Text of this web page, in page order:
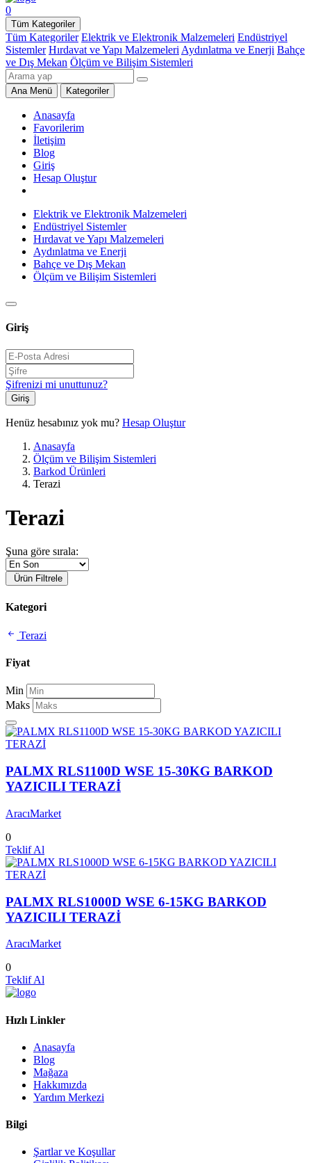
0
Tüm Kategoriler
Tüm Kategoriler Elektrik ve Elektronik Malzemeleri Endüstriyel
Sistemler Hırdavat ve Yapı Malzemeleri Aydınlatma ve Enerji Bahçe
ve Dış Mekan Ölçüm ve Bilişim Sistemleri
Ana Menü Kategoriler
Anasayfa
Favorilerim
İletişim
Blog
Giriş
Hesap Oluştur
Elektrik ve Elektronik Malzemeleri
Endüstriyel Sistemler
Hırdavat ve Yapı Malzemeleri
Aydınlatma ve Enerji
Bahçe ve Dış Mekan
Ölçüm ve Bilişim Sistemleri
Giriş
Şifrenizi mi unuttunuz?
Giriş
Henüz hesabınız yok mu? Hesap Oluştur
Anasayfa
Ölçüm ve Bilişim Sistemleri
Barkod Ürünleri
Terazi
Terazi
Şuna göre sırala:
Ürün Filtrele
Kategori
Terazi
Fiyat
Min
Maks
PALMX RLS1100D WSE 15-30KG BARKOD
YAZICILI TERAZİ
AracıMarket
0
Teklif Al
PALMX RLS1000D WSE 6-15KG BARKOD
YAZICILI TERAZİ
AracıMarket
0
Teklif Al
Hızlı Linkler
Anasayfa
Blog
Mağaza
Hakkımızda
Yardım Merkezi
Bilgi
Şartlar ve Koşullar